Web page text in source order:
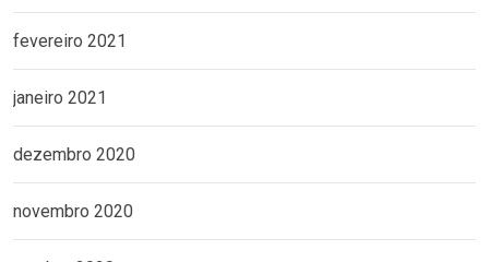
fevereiro 2021
janeiro 2021
dezembro 2020
novembro 2020